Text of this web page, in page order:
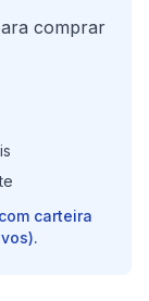
comprar
carteira